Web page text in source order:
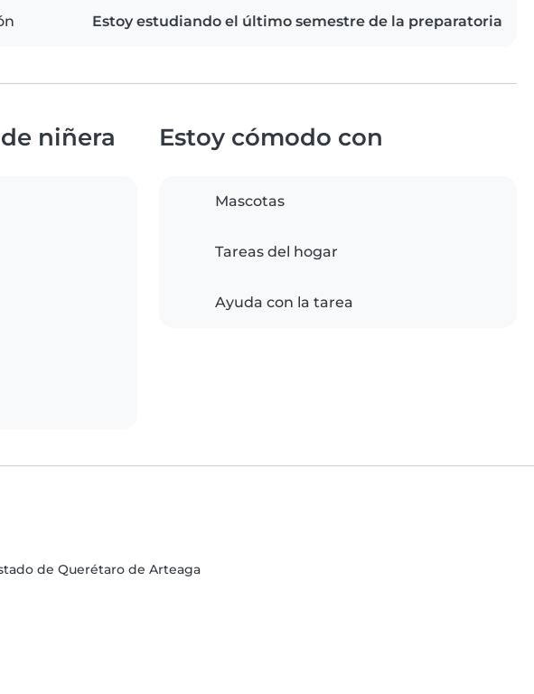
Estoy estudiando el último semestre de la preparatoria
niñera Estoy cómodo con
Mascotas
Tareas del hogar
Ayuda con la tarea
de Querétaro de Arteaga